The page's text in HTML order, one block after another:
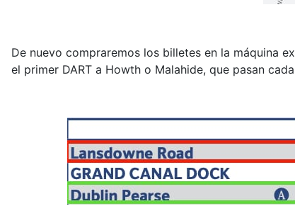
De nuevo compraremos los billetes en la máquina
el primer DART a Howth o Malahide, que pasan